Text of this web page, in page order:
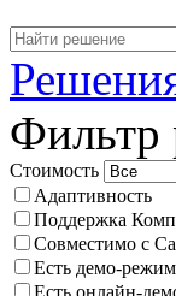
Фильтр
Стоимость
Адаптивность
Поддержка
Совместимо с
Есть демо-режим
Есть онлайн-